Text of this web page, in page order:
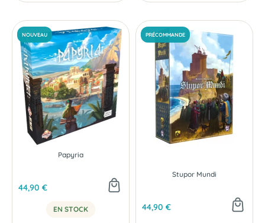
Papyria
44,90 €
EN STOCK
Stupor Mundi
44,90 €